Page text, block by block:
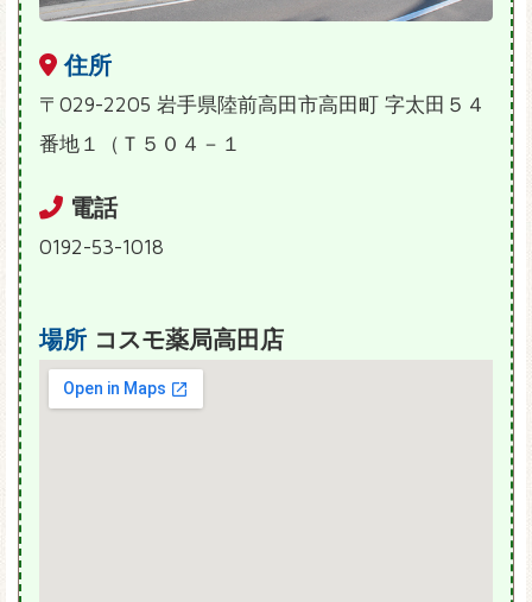
住所
〒029-2205 岩手県陸前高田市高田町 字太田５４
番地１（Ｔ５０４－１
電話
0192-53-1018
場所 コスモ薬局高田店